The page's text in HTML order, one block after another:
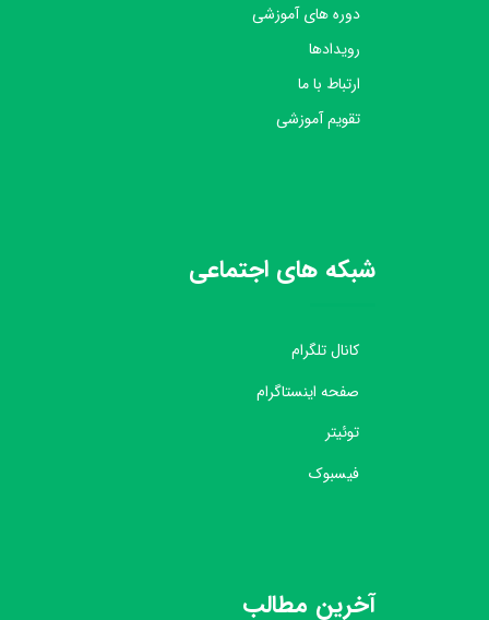
دوره های آموزشی
رویدادها
ارتباط با ما
تقویم آموزشی
آخرین مطالب
شبکه های اجتماعی
کانال تلگرام
صفحه اینستاگرام
توئیتر
فیسبوک